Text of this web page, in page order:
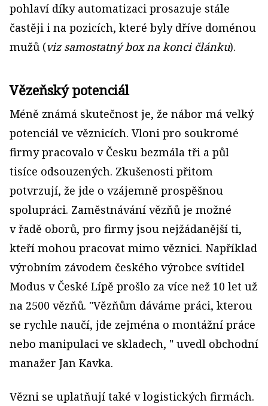
pohlaví díky automatizaci prosazuje stále
častěji i na pozicích, které byly dříve doménou
mužů (viz samostatný box na konci článku).
Vězeňský potenciál
Méně známá skutečnost je, že nábor má velký
potenciál ve věznicích. Vloni pro soukromé
firmy pracovalo v Česku bezmála tři a půl
tisíce odsouzených. Zkušenosti přitom
potvrzují, že jde o vzájemně prospěšnou
spolupráci. Zaměstnávání vězňů je možné
v řadě oborů, pro firmy jsou nejžádanější ti,
kteří mohou pracovat mimo věznici. Například
výrobním závodem českého výrobce svítidel
Modus v České Lípě prošlo za více než 10 let už
na 2500 vězňů. "Vězňům dáváme práci, kterou
se rychle naučí, jde zejména o montážní práce
nebo manipulaci ve skladech, " uvedl obchodní
manažer Jan Kavka.
Vězni se uplatňují také v logistických firmách.